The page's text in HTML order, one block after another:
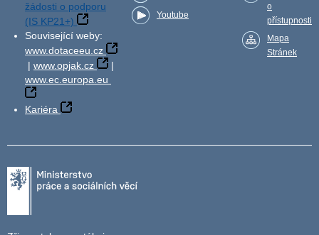
žádosti o podporu
(IS KP21+)
Související weby:
www.dotaceeu.cz
| www.opjak.cz
|
www.ec.europa.eu
Kariéra
Youtube
o
přístupnosti
Mapa
Stránek